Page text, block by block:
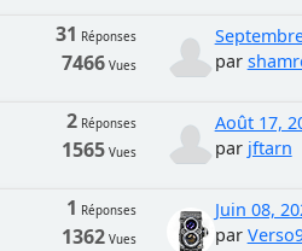
31 Réponses
7466Vues
par
2Réponses
1565Vues
Août 17,
par jftarn
1 Réponses
1362Vues
Juin 08,
par